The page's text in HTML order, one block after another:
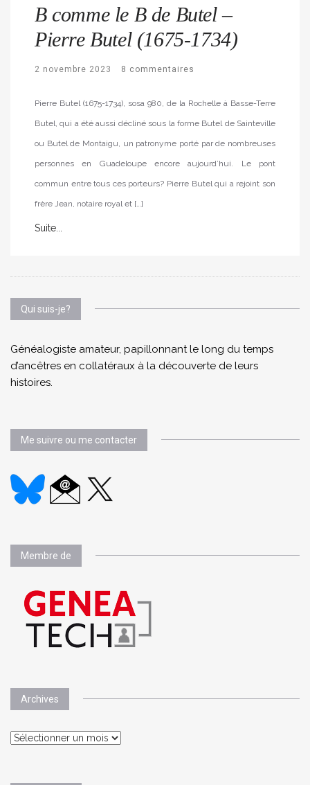
B comme le B de Butel –
Pierre Butel (1675-1734)
2 novembre 2023 8 commentaires
Pierre Butel (1675-1734), sosa 980, de la Rochelle à Basse-Terre
Butel, qui a été aussi décliné sous la forme Butel de Sainteville
ou Butel de Montaigu, un patronyme porté par de nombreuses
personnes en Guadeloupe encore aujourd’hui. Le pont
commun entre tous ces porteurs? Pierre Butel qui a rejoint son
frère Jean, notaire royal et […]
Suite...
Qui suis-je?
Généalogiste amateur, papillonnant le long du temps
d’ancêtres en collatéraux à la découverte de leurs
histoires.
Me suivre ou me contacter
Membre de
Archives
Archives